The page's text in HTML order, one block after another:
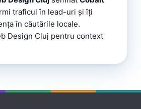
traficul în lead-uri și îți
în căutările locale.
Design Cluj pentru context